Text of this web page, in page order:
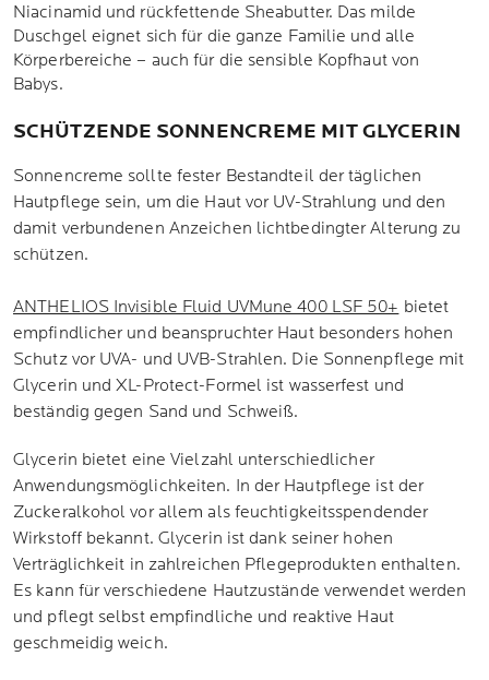
Niacinamid und rückfettende Sheabutter. Das milde
Duschgel eignet sich für die ganze Familie und alle
Körperbereiche – auch für die sensible Kopfhaut von
Babys.
SCHÜTZENDE SONNENCREME MIT GLYCERIN
Sonnencreme sollte fester Bestandteil der täglichen
Hautpflege sein, um die Haut vor UV-Strahlung und den
damit verbundenen Anzeichen lichtbedingter Alterung zu
schützen.
ANTHELIOS Invisible Fluid UVMune 400 LSF 50+ bietet
empfindlicher und beanspruchter Haut besonders hohen
Schutz vor UVA- und UVB-Strahlen. Die Sonnenpflege mit
Glycerin und XL-Protect-Formel ist wasserfest und
beständig gegen Sand und Schweiß.
Glycerin bietet eine Vielzahl unterschiedlicher
Anwendungsmöglichkeiten. In der Hautpflege ist der
Zuckeralkohol vor allem als feuchtigkeitsspendender
Wirkstoff bekannt. Glycerin ist dank seiner hohen
Verträglichkeit in zahlreichen Pflegeprodukten enthalten.
Es kann für verschiedene Hautzustände verwendet werden
und pflegt selbst empfindliche und reaktive Haut
geschmeidig weich.